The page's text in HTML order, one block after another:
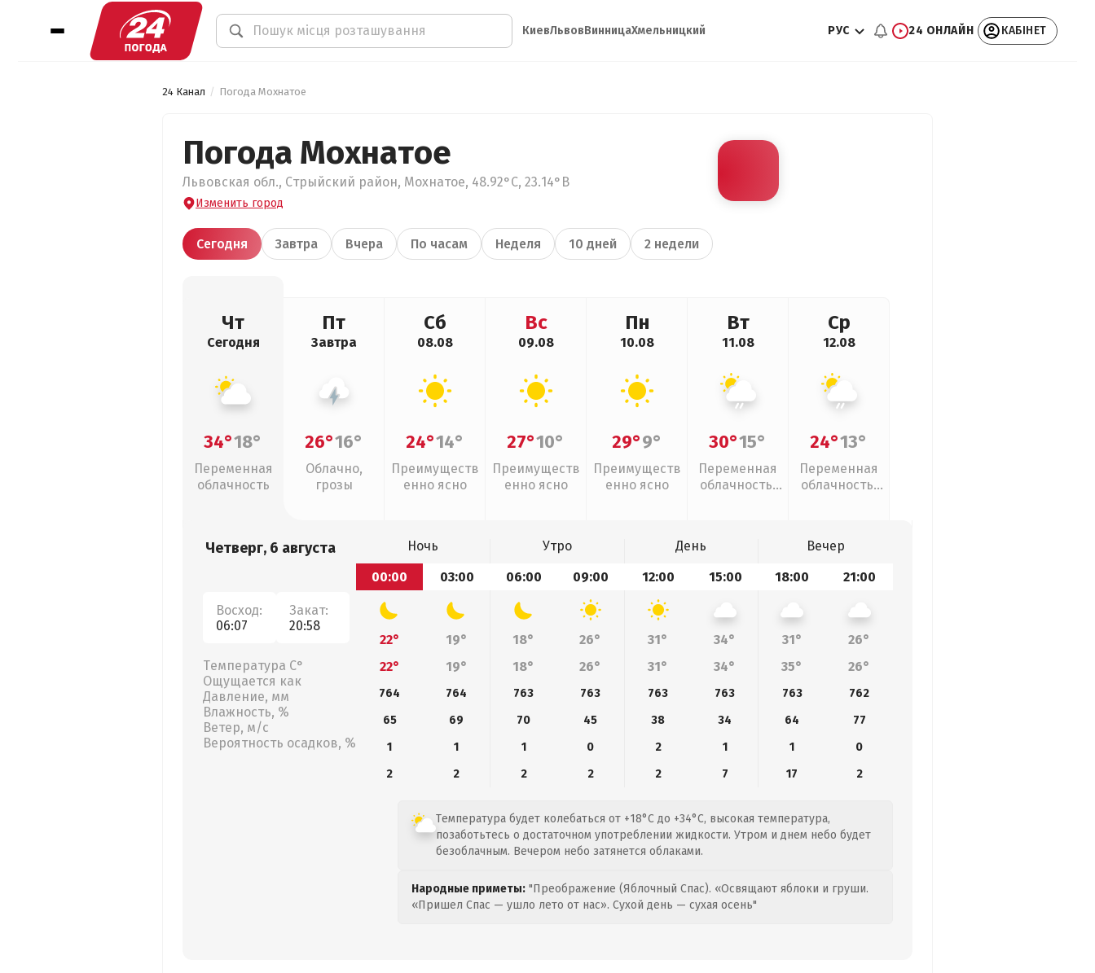
КиевЛьвовВинницаХмельницкий РУС 24 ОНЛАЙН КАБІНЕТ
24 Канал Погода Мохнатое
Погода Мохнатое
Львовская обл., Стрыйский район, Мохнатое, 48.92°С, 23.14°В
Изменить город
Сегодня Завтра Вчера По часам Неделя 10 дней 2 недели
Чт
Сегодня
34°18°
Переменная
облачность
Пт
Завтра
26°16°
Облачно,
грозы
Сб
08.08
24°14°
Преимуществ
енно ясно
Вс
09.08
27°10°
Преимуществ
енно ясно
Пн
10.08
29°9°
Преимуществ
енно ясно
Вт
11.08
30°15°
Переменная
облачность,
Ср
12.08
24°13°
Переменная
облачность,
Четверг, 6 августа
Восход:
06:07
Закат:
20:58
Температура С°
Ощущается как
Давление, мм
Влажность, %
Ветер, м/с
Вероятность осадков, %
Ночь Утро День
Вечер
00:00
03:00 06:00 09:00 12:00 15:00 18:00 21:00
22° 19° 18° 26° 31° 34° 31°
26°
22°
19° 18° 26° 31° 34° 35° 26°
764 764 763 763 763 763 763
762
65
69 70 45 38 34 64
77
1
1 1 0 2 1 1
0
2
2 2 2 2 7 17 2
Температура будет колебаться от +18°C до +34°C, высокая температура,
позаботьтесь о достаточном употреблении жидкости. Утром и днем небо будет
безоблачным. Вечером небо затянется облаками.
Народные приметы: "Преображение (Яблочный Спас). «Освящают яблоки и груши.
«Пришел Спас — ушло лето от нас». Сухой день — сухая осень"